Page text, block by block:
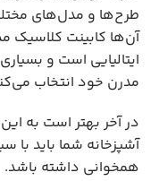
طرح‌ها و مدل‌های
آن‌ها کابینت کلاسیک
ایتالیایی است و
مدرن خود انتخاب
در آخر بهتر است به
آشپزخانه شما باید
همخوانی داشته باشد.